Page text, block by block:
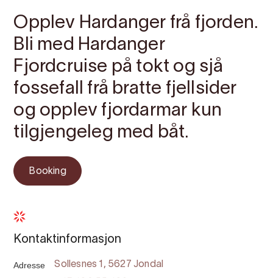
Opplev Hardanger frå fjorden.
Bli med Hardanger
Fjordcruise på tokt og sjå
fossefall frå bratte fjellsider
og opplev fjordarmar kun
tilgjengeleg med båt.
Booking
Kontaktinformasjon
Adresse Sollesnes 1, 5627 Jondal